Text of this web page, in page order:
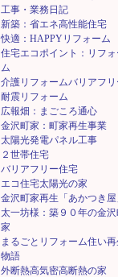
工事・業務日記
新築：省エネ高性能住宅
快適：HAPPYリフォーム
住宅エコポイント：リフォ
ム
介護リフォームバリアフリ
耐震リフォーム
広報畑：まごころ通心
金沢町家：町家再生事業
太陽光発電パネル工事
２世帯住宅
バリアフリー住宅
エコ住宅太陽光の家
金沢町家再生「あかつき屋
太一坊様：築９０年の金
家
まるごとリフォーム住い再
物語
外断熱高気密高断熱の家